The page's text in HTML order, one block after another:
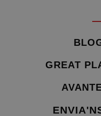
GREAT